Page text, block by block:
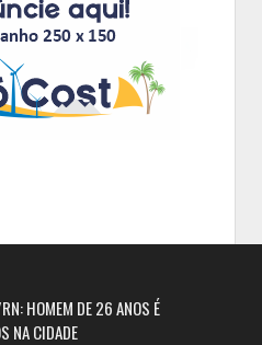
HOMEM DE 26 ANOS É
NA CIDADE